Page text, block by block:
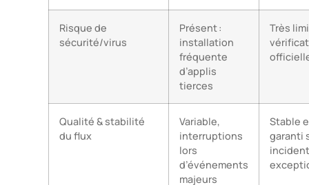
Risque de
sécurité/virus
Présent :
installation
fréquente
d’applis
tierces
Très
Qualité & stabilité
du flux
Variable,
interruptions
lors
d’événements
majeurs
Stable
garanti
incident